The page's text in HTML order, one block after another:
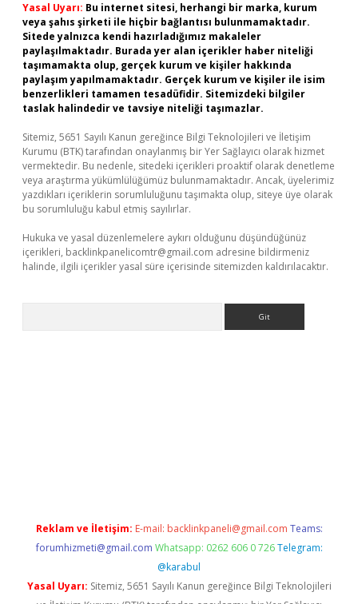
Yasal Uyarı: Bu internet sitesi, herhangi bir marka, kurum
veya şahıs şirketi ile hiçbir bağlantısı bulunmamaktadır.
Sitede yalnızca kendi hazırladığımız makaleler
paylaşılmaktadır. Burada yer alan içerikler haber niteliği
taşımamakta olup, gerçek kurum ve kişiler hakkında
paylaşım yapılmamaktadır. Gerçek kurum ve kişiler ile isim
benzerlikleri tamamen tesadüfidir. Sitemizdeki bilgiler
taslak halindedir ve tavsiye niteliği taşımazlar.
Sitemiz, 5651 Sayılı Kanun gereğince Bilgi Teknolojileri ve İletişim
Kurumu (BTK) tarafından onaylanmış bir Yer Sağlayıcı olarak hizmet
vermektedir. Bu nedenle, sitedeki içerikleri proaktif olarak denetleme
veya araştırma yükümlülüğümüz bulunmamaktadır. Ancak, üyelerimiz
yazdıkları içeriklerin sorumluluğunu taşımakta olup, siteye üye olarak
bu sorumluluğu kabul etmiş sayılırlar.
Hukuka ve yasal düzenlemelere aykırı olduğunu düşündüğünüz
içerikleri, backlinkpanelicomtr@gmail.com adresine bildirmeniz
halinde, ilgili içerikler yasal süre içerisinde sitemizden kaldırılacaktır.
Reklam ve İletişim: E-mail: backlinkpaneli@gmail.com Teams:
forumhizmeti@gmail.com Whatsapp: 0262 606 0 726 Telegram:
@karabul
Yasal Uyarı: Sitemiz, 5651 Sayılı Kanun gereğince Bilgi Teknolojileri